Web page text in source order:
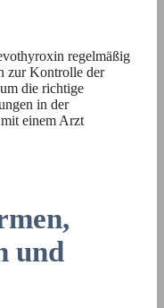
regelmäßig
zur Kontrolle der
die richtige
in der
einem Arzt
und